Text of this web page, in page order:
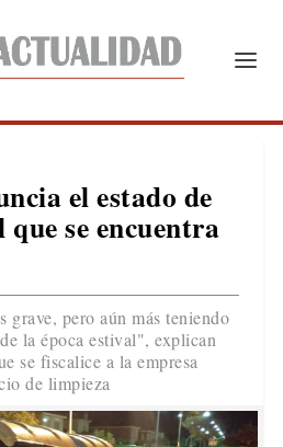
el estado de
que se encuentra
grave, pero aún más teniendo
la época estival", explican
se fiscalice a la empresa
de limpieza